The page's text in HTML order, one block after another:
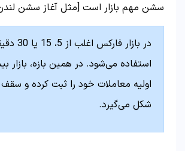
سشن مهم بازار است [مثل آغاز سشن لندن
در بازار
استفاده می‌شود. در همین بازه، بازار
اولیه معاملات خود را ثبت کرده و
شکل می‌گیرد.